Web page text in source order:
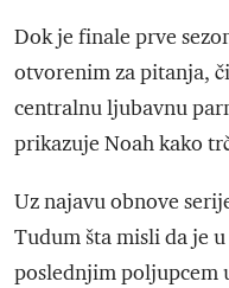
Dok je finale prve
otvorenim za pitanja,
centralnu ljubavnu
prikazuje Noah kako
Uz najavu obnove
Tudum šta misli da je
poslednjim poljupcem